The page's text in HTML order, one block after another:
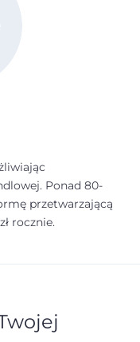
Ponad 80-
przetwarzającą
rocznie.